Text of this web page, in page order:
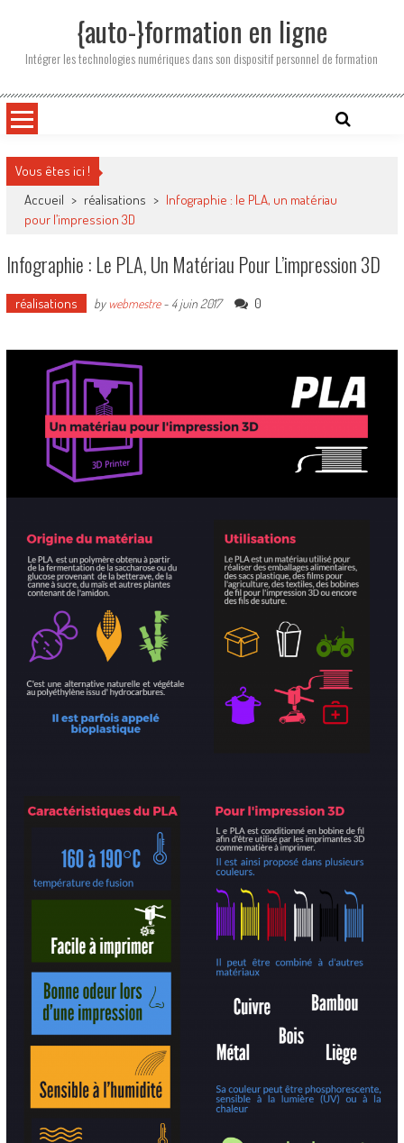
{auto-}formation en ligne
Intégrer les technologies numériques dans son dispositif personnel de formation
Vous êtes ici !
Accueil > réalisations > Infographie : le PLA, un matériau
pour l’impression 3D
Infographie : Le PLA, Un Matériau Pour L’impression 3D
réalisations by webmestre- 4 juin 2017 0